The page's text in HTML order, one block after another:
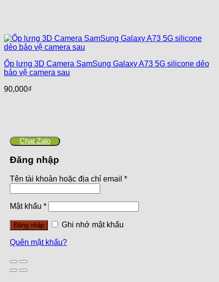
Ốp lưng 3D Camera SamSung Galaxy A73 5G silicone dẻo
bảo vệ camera sau
90,000₫
Chat Zalo
Đăng nhập
Tên tài khoản hoặc địa chỉ email *
Mật khẩu *
Đăng nhập Ghi nhớ mật khẩu
Quên mật khẩu?